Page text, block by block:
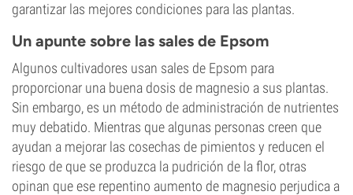
garantizar las mejores condiciones para las plantas.
Un apunte sobre las sales de Epsom
Algunos cultivadores usan sales de Epsom para
proporcionar una buena dosis de magnesio a sus plantas.
Sin embargo, es un método de administración de nutrientes
muy debatido. Mientras que algunas personas creen que
ayudan a mejorar las cosechas de pimientos y reducen el
riesgo de que se produzca la pudrición de la flor, otras
opinan que ese repentino aumento de magnesio perjudica a